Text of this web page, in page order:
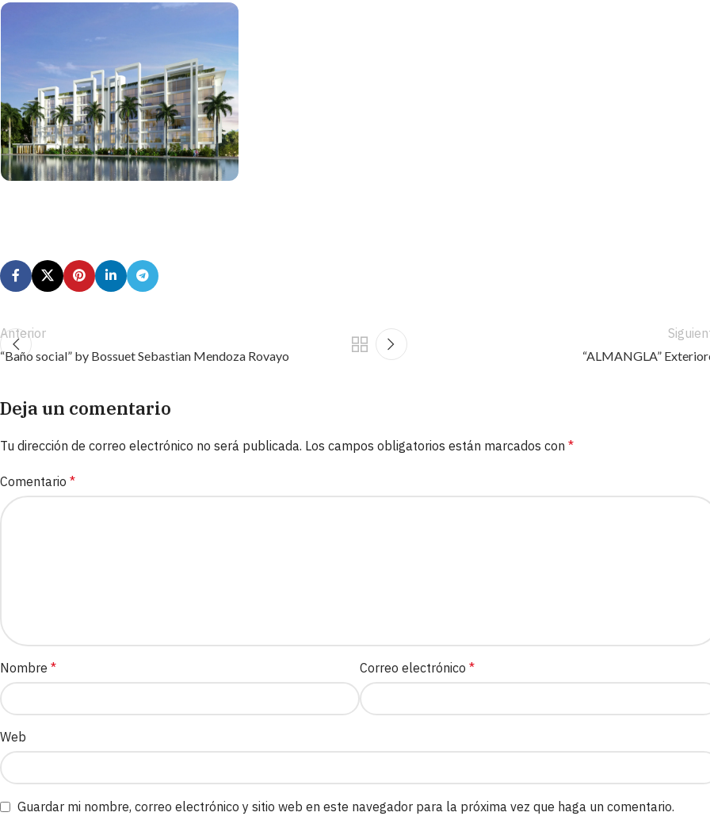
Anterior
“Baño social” by Bossuet Sebastian Mendoza Rovayo “ALMANGLA”
Deja un comentario
Tu dirección de correo electrónico no será publicada. Los campos obligatorios están marcados con *
Comentario *
Nombre * Correo electrónico*
Web
Guardar mi nombre, correo electrónico y sitio web en este navegador para la próxima vez que haga un comentario.